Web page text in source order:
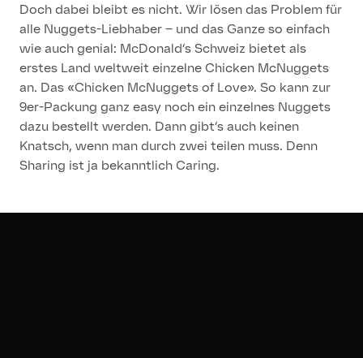
Doch dabei bleibt es nicht. Wir lösen das Problem für
alle Nuggets-Liebhaber – und das Ganze so einfach
wie auch genial: McDonald’s Schweiz bietet als
erstes Land weltweit einzelne Chicken McNuggets
an. Das «Chicken McNuggets of Love». So kann zur
9er-Packung ganz easy noch ein einzelnes Nuggets
dazu bestellt werden. Dann gibt’s auch keinen
Knatsch, wenn man durch zwei teilen muss. Denn
Sharing ist ja bekanntlich Caring.